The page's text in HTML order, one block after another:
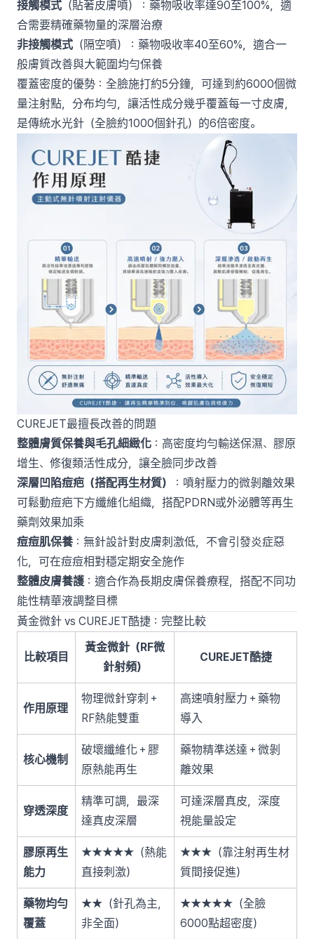
接觸模式 （貼著皮膚噴）：藥物吸收率達90至100%，適
合需要精確藥物量的深層治療
非接觸模式 （隔空噴）：藥物吸收率40至60%，適合一
般膚質改善與大範圍均勻保養
覆蓋密度的優勢：全臉施打約5分鐘，可達到約6000個微
量注射點，分布均勻，讓活性成分幾乎覆蓋每一寸皮膚，
是傳統水光針（全臉約1000個針孔）的6倍密度。
CUREJET最擅長改善的問題
整體膚質保養與毛孔細緻化 ：高密度均勻輸送保濕、膠原
增生、修復類活性成分，讓全臉同步改善
深層凹陷痘疤（搭配再生材質）
：噴射壓力的微剝離效果
可鬆動痘疤下方纖維化組織，搭配PDRN或外泌體等再生
藥劑效果加乘
痘痘肌保養 ：無針設計對皮膚刺激低，不會引發炎症惡
化，可在痘痘相對穩定期安全施作
整體皮膚養護 ：適合作為長期皮膚保養療程，搭配不同功
能性精華液調整目標
黃金微針 vs CUREJET酷捷：完整比較
比較項目
黃金微針（RF微
針射頻）
CUREJET酷捷
作用原理
物理微針穿刺＋
RF熱能雙重
高速噴射壓力＋藥物
導入
核心機制
破壞纖維化＋膠
原熱能再生
藥物精準送達＋微剝
離效果
穿透深度
精準可調，最深
達真皮深層
可達深層真皮，深度
視能量設定
膠原再生
能力
★★★★★（熱能
直接刺激）
★★★（靠注射再生材
質間接促進）
藥物均勻
覆蓋
★★（針孔為主，
非全面）
★★★★★（全臉
6000點超密度）